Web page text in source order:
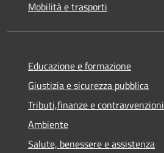
Mobilità e trasporti
Educazione e formazione
Giustizia e sicurezza pubblica
Tributi,finanze e contravvenzioni
Ambiente
Salute, benessere e assistenza